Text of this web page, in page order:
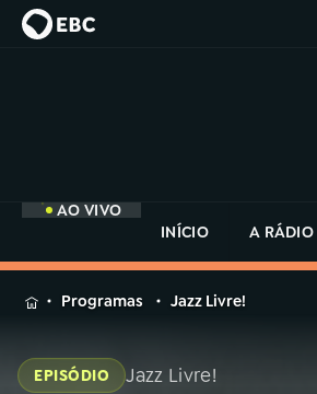
AO VIVO
INÍCIO
A RÁDIO
MENU
na
Rádio
Programas Jazz Livre!
EPISÓDIO Jazz Livre!